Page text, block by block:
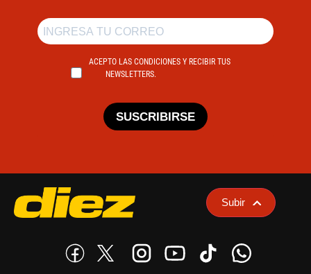
ACEPTO LAS CONDICIONES Y RECIBIR TUS
NEWSLETTERS.
SUSCRIBIRSE
Subir